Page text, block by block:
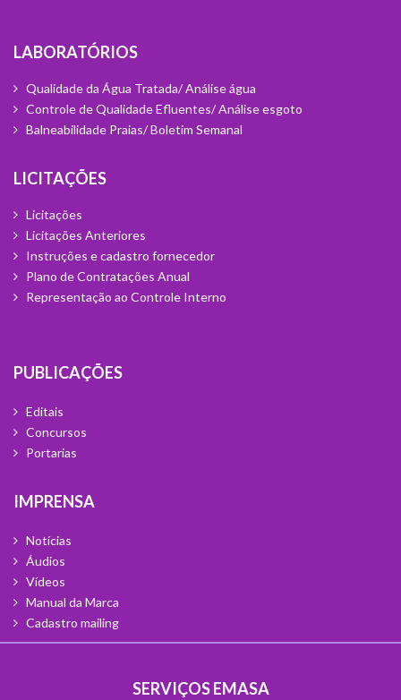
Laboratórios
Qualidade da Água Tratada/ Análise água
Controle de Qualidade Efluentes/ Análise esgoto
Balneabilidade Praias/ Boletim Semanal
Licitações
Licitações
Licitações Anteriores
Instruções e cadastro fornecedor
Plano de Contratações Anual
Representação ao Controle Interno
Publicações
Editais
Concursos
Portarias
Imprensa
Notícias
Áudios
Vídeos
Manual da Marca
Cadastro mailing
Serviços EMASA